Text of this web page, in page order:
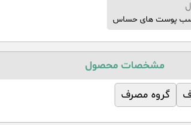
پوست های حساس
مشخصات محصول
گروه مصرف